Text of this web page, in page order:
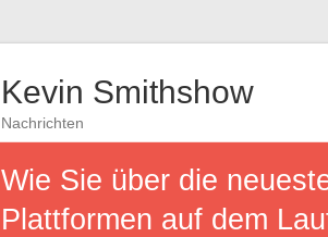
Kevin Smithshow
Nachrichten
Wie Sie über die
Plattformen auf dem